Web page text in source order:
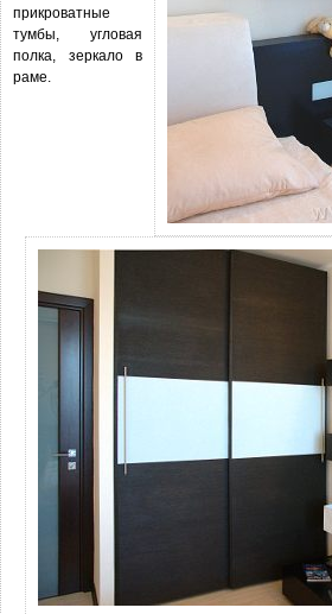
прикроватные
тумбы, угловая
полка, зеркало в
раме.